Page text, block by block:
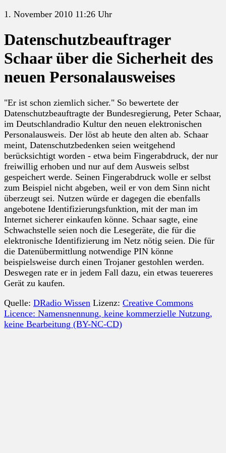
1. November 2010 11:26 Uhr
Datenschutzbeauftrager
Schaar über die Sicherheit des
neuen Personalausweises
"Er ist schon ziemlich sicher." So bewertete der
Datenschutzbeauftragte der Bundesregierung, Peter Schaar,
im Deutschlandradio Kultur den neuen elektronischen
Personalausweis. Der löst ab heute den alten ab. Schaar
meint, Datenschutzbedenken seien weitgehend
berücksichtigt worden - etwa beim Fingerabdruck, der nur
freiwillig erhoben und nur auf dem Ausweis selbst
gespeichert werde. Seinen Fingerabdruck wolle er selbst
zum Beispiel nicht abgeben, weil er von dem Sinn nicht
überzeugt sei. Nutzen würde er dagegen die ebenfalls
angebotene Identifizierungsfunktion, mit der man im
Internet sicherer einkaufen könne. Schaar sagte, eine
Schwachstelle seien noch die Lesegeräte, die für die
elektronische Identifizierung im Netz nötig seien. Die für
die Datenübermittlung notwendige PIN könne
beispielsweise durch einen Trojaner gestohlen werden.
Deswegen rate er in jedem Fall dazu, ein etwas teuereres
Gerät zu kaufen.
Quelle: DRadio Wissen Lizenz: Creative Commons
Licence: Namensnennung, keine kommerzielle Nutzung,
keine Bearbeitung (BY-NC-CD)